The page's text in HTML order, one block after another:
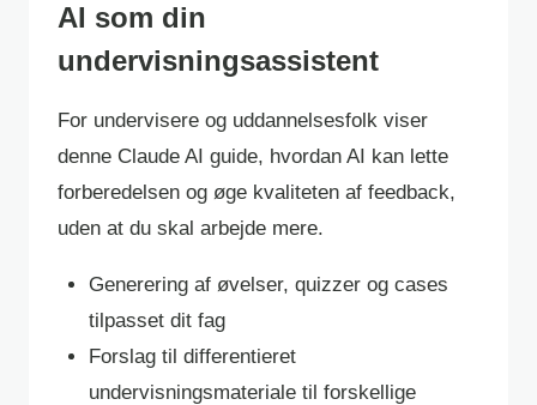
AI som din
undervisningsassistent
For undervisere og uddannelsesfolk viser
denne Claude AI guide, hvordan AI kan lette
forberedelsen og øge kvaliteten af feedback,
uden at du skal arbejde mere.
Generering af øvelser, quizzer og cases
tilpasset dit fag
Forslag til differentieret
undervisningsmateriale til forskellige